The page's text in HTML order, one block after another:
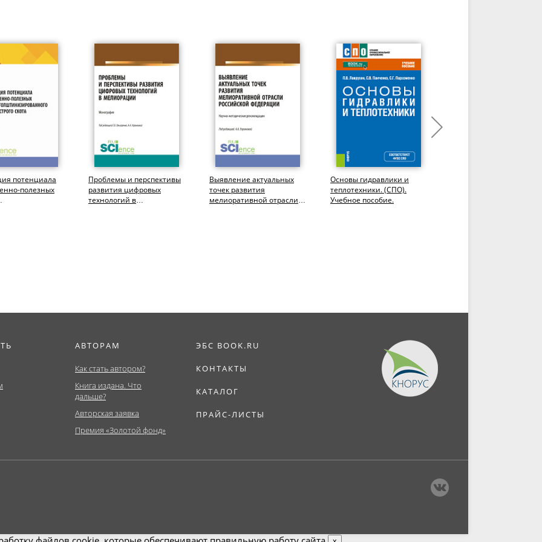
потенциала
полезных
Проблемы и перспективы
развития цифровых
технологий в
Выявление актуальных
точек развития
мелиоративной отрасли
Основы гидравлики и
теплотехники. (СПО).
Учебное пособие.
АВТОРАМ
Как стать автором?
Книга издана. Что
дальше?
Авторская заявка
Премия «Золотой фонд»
ЭБС BOOK.RU
КОНТАКТЫ
КАТАЛОГ
ПРАЙС-ЛИСТЫ